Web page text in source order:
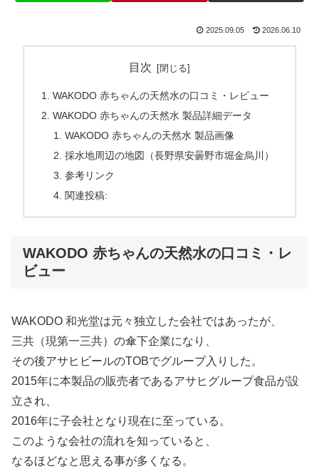
2025.09.05 2026.06.10
目次
WAKODO 赤ちゃんの天然水の口コミ・レビュー
WAKODO 赤ちゃんの天然水 製品詳細データ
WAKODO 赤ちゃんの天然水 製品画像
採水地周辺の地図（長野県安曇野市堀金烏川）
参考リンク
関連投稿:
WAKODO 赤ちゃんの天然水の口コミ・レ
ビュー
WAKODO 和光堂は元々独立した会社ではあったが、
三共（現第一三共）の傘下企業になり、
その後アサヒビールのTOBでグループ入りした。
2015年に本製品の販売者であるアサヒグループ食品が設
立され、
2016年に子会社となり現在に至っている。
このような会社の流れを知っていると、
なるほどなと思える事が多くなる。